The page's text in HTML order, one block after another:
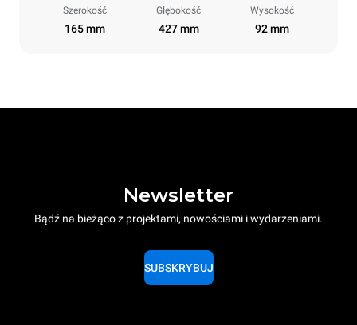
Szerokość
165 mm
Głębokość
427 mm
Wysokość
92 mm
Newsletter
Bądź na bieżąco z projektami, nowościami i wydarzeniami.
SUBSKRYBUJ